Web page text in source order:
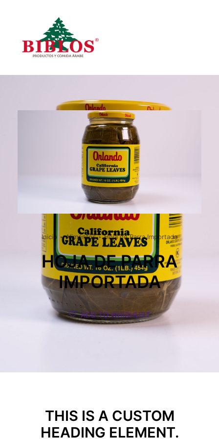
Inicio
Todos los Productos
Productos por Categoría
Search
Inicio Alimentos Hoja de Parra Importada
HOJA DE PARRA
IMPORTADA
ADD TO WHISHLIST
THIS IS A CUSTOM
HEADING ELEMENT.